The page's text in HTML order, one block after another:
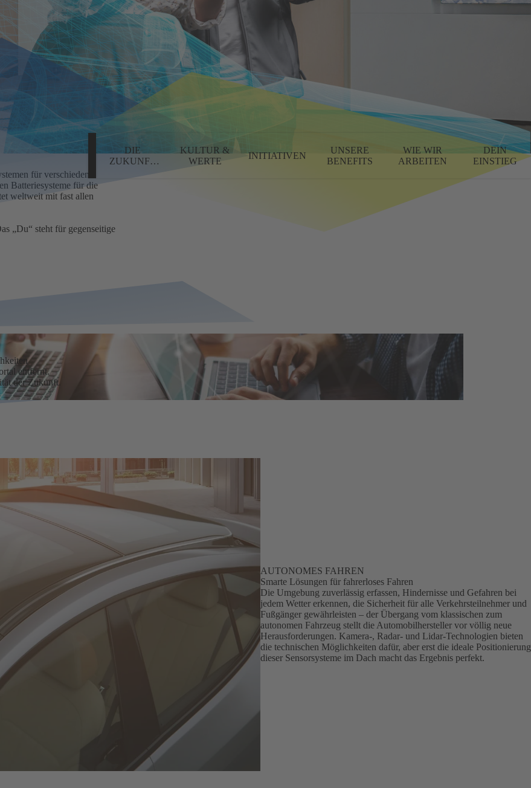
DIE
ZUKUNFT
KULTUR &
WERTE
INITIATIVEN
UNSERE
BENEFITS
WIE WIR
ARBEITEN
DEIN
EINSTIEG
für verschiedene
Batteriesysteme für die
weltweit mit fast allen
„Du“ steht für gegenseitige
entfernt.
der Zukunft.
AUTONOMES FAHREN
Smarte Lösungen für fahrerloses Fahren
Die Umgebung zuverlässig erfassen, Hindernisse und Gefahren bei
jedem Wetter erkennen, die Sicherheit für alle Verkehrsteilnehmer und
Fußgänger gewährleisten – der Übergang vom klassischen zum
autonomen Fahrzeug stellt die Automobilhersteller vor völlig neue
Herausforderungen. Kamera-, Radar- und Lidar-Technologien bieten
die technischen Möglichkeiten dafür, aber erst die ideale Positionierung
dieser Sensorsysteme im Dach macht das Ergebnis perfekt.